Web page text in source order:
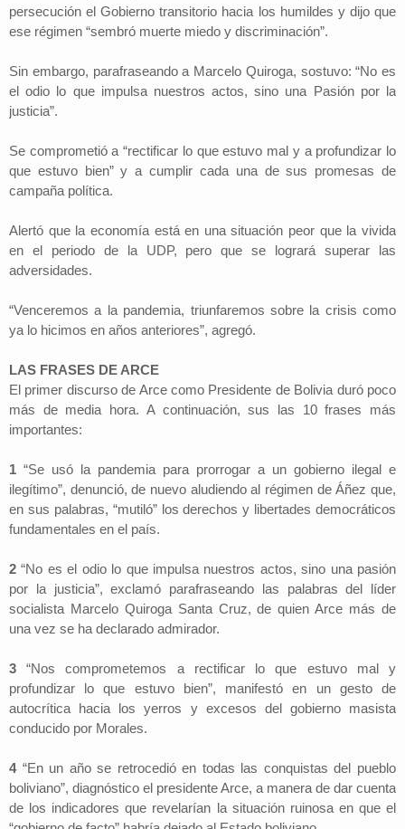
persecución el Gobierno transitorio hacia los humildes y dijo que
ese régimen “sembró muerte miedo y discriminación”.
Sin embargo, parafraseando a Marcelo Quiroga, sostuvo: “No es
el odio lo que impulsa nuestros actos, sino una Pasión por la
justicia”.
Se comprometió a “rectificar lo que estuvo mal y a profundizar lo
que estuvo bien” y a cumplir cada una de sus promesas de
campaña política.
Alertó que la economía está en una situación peor que la vivida
en el periodo de la UDP, pero que se logrará superar las
adversidades.
“Venceremos a la pandemia, triunfaremos sobre la crisis como
ya lo hicimos en años anteriores”, agregó.
LAS FRASES DE ARCE
El primer discurso de Arce como Presidente de Bolivia duró poco
más de media hora. A continuación, sus las 10 frases más
importantes:
1 “Se usó la pandemia para prorrogar a un gobierno ilegal e
ilegítimo”, denunció, de nuevo aludiendo al régimen de Áñez que,
en sus palabras, “mutiló” los derechos y libertades democráticos
fundamentales en el país.
2 “No es el odio lo que impulsa nuestros actos, sino una pasión
por la justicia”, exclamó parafraseando las palabras del líder
socialista Marcelo Quiroga Santa Cruz, de quien Arce más de
una vez se ha declarado admirador.
3“Nos comprometemos a rectificar lo que estuvo mal y
profundizar lo que estuvo bien”, manifestó en un gesto de
autocrítica hacia los yerros y excesos del gobierno masista
conducido por Morales.
4 “En un año se retrocedió en todas las conquistas del pueblo
boliviano”, diagnóstico el presidente Arce, a manera de dar cuenta
de los indicadores que revelarían la situación ruinosa en que el